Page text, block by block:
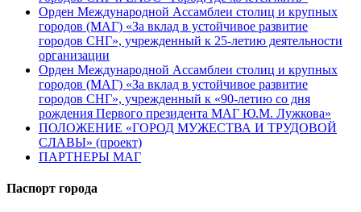
Орден Международной Ассамблеи столиц и крупных
городов (МАГ) «За вклад в устойчивое развитие
городов СНГ», учрежденный к 25-летию деятельности
организации
Орден Международной Ассамблеи столиц и крупных
городов (МАГ) «За вклад в устойчивое развитие
городов СНГ», учрежденный к «90-летию со дня
рождения Первого президента МАГ Ю.М. Лужкова»
ПОЛОЖЕНИЕ «ГОРОД МУЖЕСТВА И ТРУДОВОЙ
СЛАВЫ» (проект)
ПАРТНЕРЫ МАГ
Паспорт города